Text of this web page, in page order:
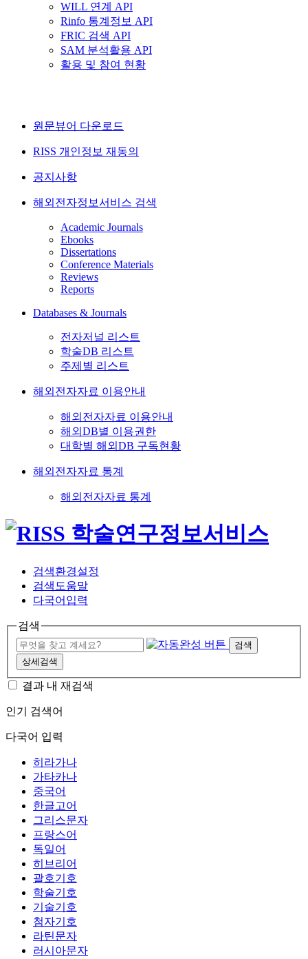
WILL 연계 API
Rinfo 통계정보 API
FRIC 검색 API
SAM 분석활용 API
활용 및 참여 현황
원문뷰어 다운로드
RISS 개인정보 재동의
공지사항
해외전자정보서비스 검색
Academic Journals
Ebooks
Dissertations
Conference Materials
Reviews
Reports
Databases & Journals
전자저널 리스트
학술DB 리스트
주제별 리스트
해외전자자료 이용안내
해외전자자료 이용안내
해외DB별 이용권한
대학별 해외DB 구독현황
해외전자자료 통계
해외전자자료 통계
검색환경설정
검색도움말
다국어입력
검색
검색
상세검색
결과 내 재검색
인기 검색어
다국어 입력
히라가나
가타카나
중국어
한글고어
그리스문자
프랑스어
독일어
히브리어
괄호기호
학술기호
기술기호
첨자기호
라틴문자
러시아문자